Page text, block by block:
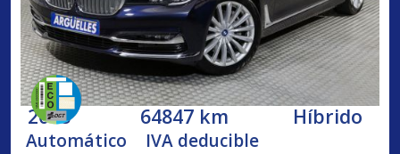
2018 64847 km Híbrido
Automático IVA deducible